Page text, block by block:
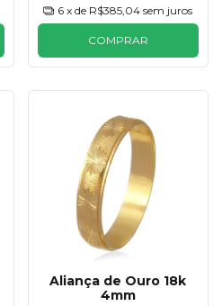
6 x de R$385,04 sem juros
COMPRAR
Aliança de Ouro 18k
4mm